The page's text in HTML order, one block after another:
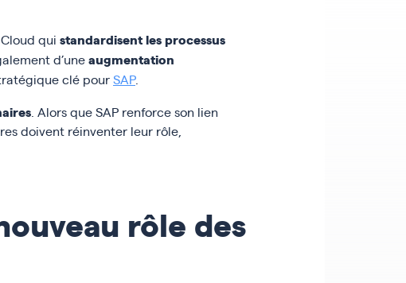
qui standardisent les processus
d’uneaugmentation
clé pourSAP.
. Alors que SAP renforce son lien
doivent réinventer leur rôle,
rôle des